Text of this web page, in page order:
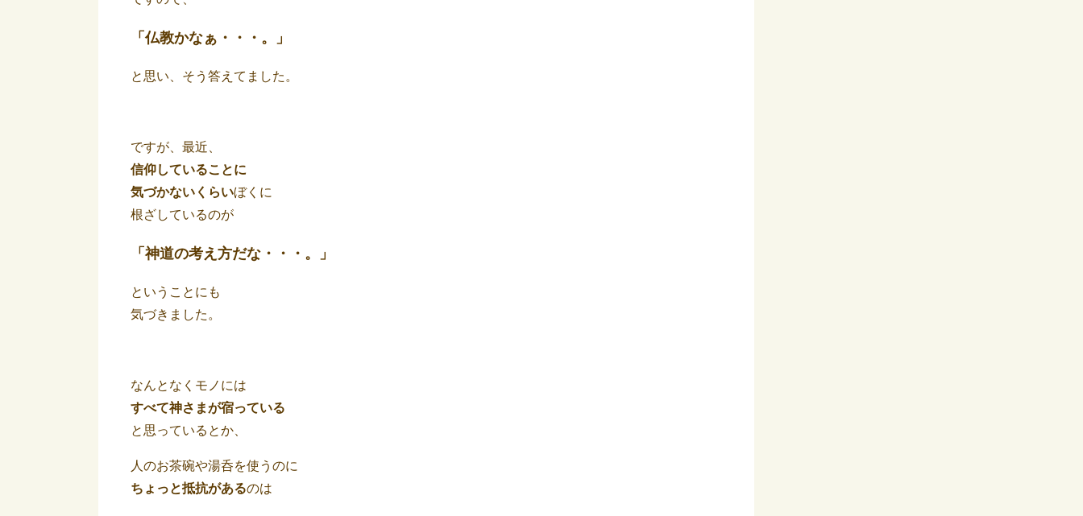
「仏教かなぁ・・・。」
と思い、そう答えてました。
ですが、最近、
信仰していることに
気づかないくらいぼくに
根ざしているのが
「神道の考え方だな・・・。」
ということにも
気づきました。
なんとなくモノには
すべて神さまが宿っている
と思っているとか、
人のお茶碗や湯呑を使うのに
ちょっと抵抗があるのは